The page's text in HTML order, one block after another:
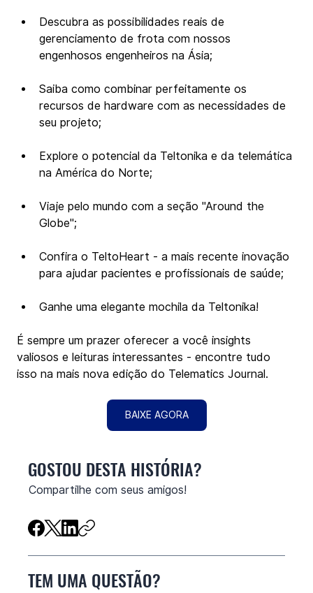
Descubra as possibilidades reais de
gerenciamento de frota com nossos
engenhosos engenheiros na Ásia;
Saiba como combinar perfeitamente os
recursos de hardware com as necessidades de
seu projeto;
Explore o potencial da Teltonika e da telemática
na América do Norte;
Viaje pelo mundo com a seção "Around the
Globe";
Confira o TeltoHeart - a mais recente inovação
para ajudar pacientes e profissionais de saúde;
Ganhe uma elegante mochila da Teltonika!
É sempre um prazer oferecer a você insights
valiosos e leituras interessantes - encontre tudo
isso na mais nova edição do Telematics Journal.
BAIXE AGORA
GOSTOU DESTA HISTÓRIA?
Compartilhe com seus amigos!
TEM UMA QUESTÃO?